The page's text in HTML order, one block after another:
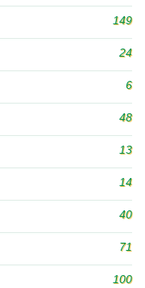
149
24
6
48
13
14
40
71
100